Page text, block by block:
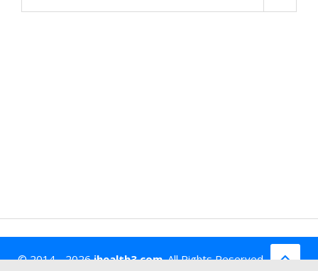
© 2014 - 2026ihealth3.com. All Rights Reserved.